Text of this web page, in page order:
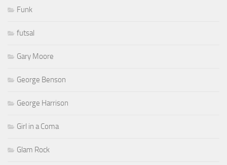
Funk
futsal
Gary Moore
George Benson
George Harrison
Girl in a Coma
Glam Rock